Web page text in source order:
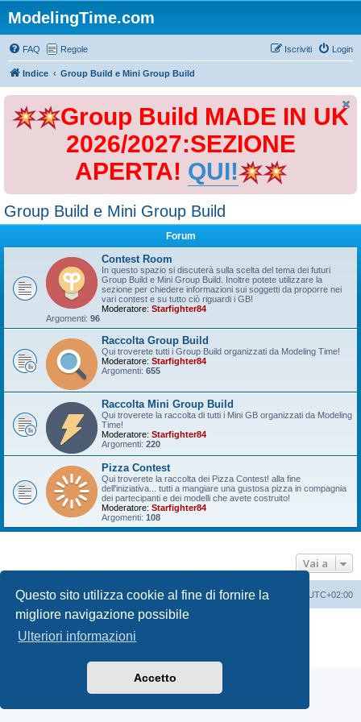
Questo sito utilizza cookie al fine di fornire la
migliore navigazione possibile
Ulteriori informazioni
Accetto
ModelingTime.com
FAQ Regole Login
Iscriviti
Indice Group Build e Mini Group Build
Group Build MADE IN UK
2026/2027:SEZIONE
APERTA! QUI!
Group Build e Mini Group Build
Forum
Contest Room
In questo spazio si discuterà sulla scelta del tema dei futuri
Group Build e Mini Group Build. Inoltre potete utilizzare la
sezione per chiedere informazioni sui soggetti da proporre nei
vari contest e su tutto ciò riguardi i GB!
Moderatore: Starfighter84
Argomenti: 96
Raccolta Group Build
Qui troverete tutti i Group Build organizzati da Modeling Time!
Moderatore: Starfighter84
Argomenti: 655
Raccolta Mini Group Build
Qui troverete la raccolta di tutti i Mini GB organizzati da Modeling
Time!
Moderatore: Starfighter84
Argomenti: 220
Pizza Contest
Qui troverete la raccolta dei Pizza Contest! alla fine
dell'iniziativa... tutti a mangiare una gustosa pizza in compagnia
dei partecipanti e dei modelli che avete costruito!
Moderatore: Starfighter84
Argomenti: 108
Vai a
Indice Tutti gli orari sono UTC+02:00
Cancella cookie
Contattaci
Creato da phpBB
Traduzione Italiana